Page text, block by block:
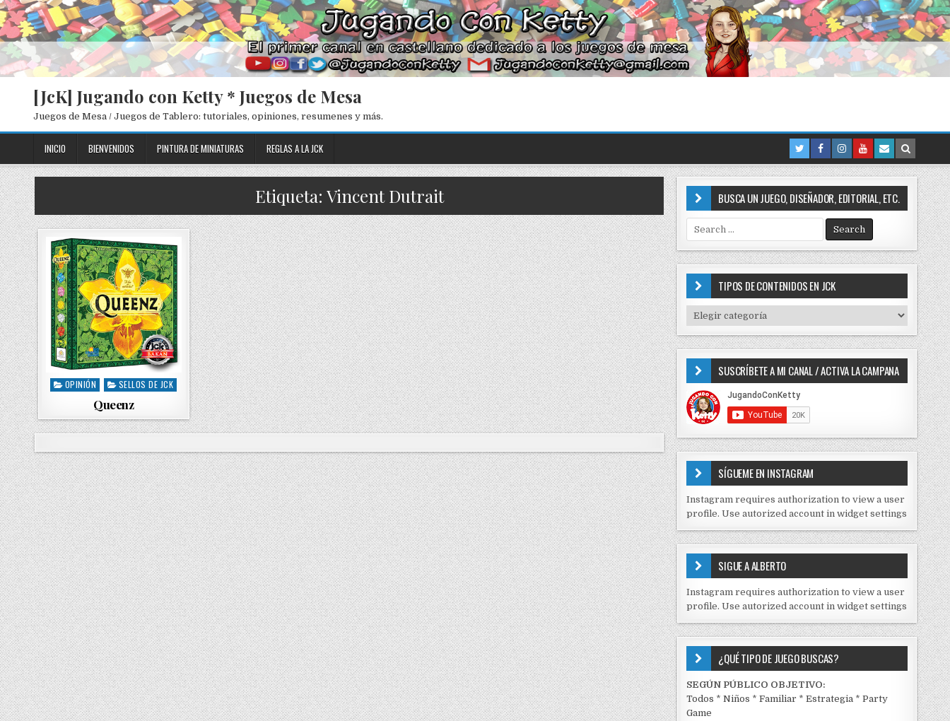
[JcK] Jugando con Ketty * Juegos de Mesa
Juegos de Mesa / Juegos de Tablero: tutoriales, opiniones, resumenes y más.
INICIO BIENVENIDOS PINTURA DE MINIATURAS REGLAS A LA JCK
Etiqueta: Vincent Dutrait
P
t
d
i
n
OPINIÓN SELLOS DE JCK
Queenz
BUSCA UN JUEGO, DISEÑADOR, EDITORIAL, ETC.
e
a
r
o
r
:
TIPOS DE CONTENIDOS EN JCK
I
P
D
E
C
N
T
I
D
S
E
J
C
K
SUSCRÍBETE A MI CANAL / ACTIVA LA CAMPANA
SÍGUEME EN INSTAGRAM
Instagram requires authorization to view a user
profile. Use autorized account in widget settings
SIGUE A ALBERTO
Instagram requires authorization to view a user
profile. Use autorized account in widget settings
¿QUÉ TIPO DE JUEGO BUSCAS?
SEGÚN PÚBLICO OBJETIVO:
Todos *Niños *Familiar *Estrategia *Party
Game